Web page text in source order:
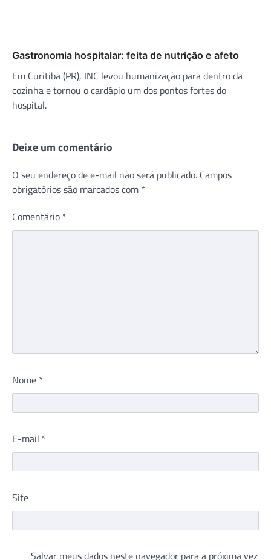
Gastronomia hospitalar: feita de nutrição e afeto
Em Curitiba (PR), INC levou humanização para dentro da
cozinha e tornou o cardápio um dos pontos fortes do
hospital.
Deixe um comentário
O seu endereço de e-mail não será publicado. Campos
obrigatórios são marcados com *
Comentário *
Nome *
E-mail *
Site
Salvar meus dados neste navegador para a próxima vez